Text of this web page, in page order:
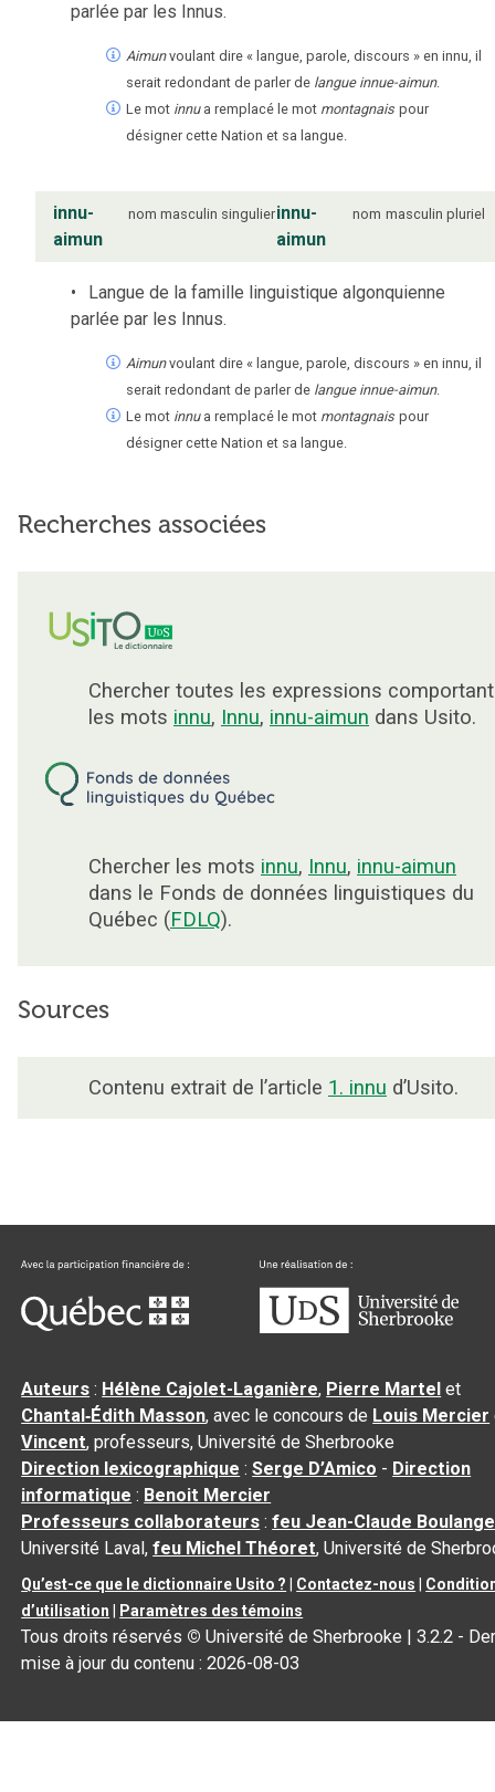
parlée par les Innus.
Aimun voulant dire « langue, parole, discours » en innu, il
serait redondant de parler de langue innue-aimun.
Le mot innu a remplacé le mot montagnais pour
désigner cette Nation et sa langue.
innu-
aimun
nom masculin singulierinnu-
aimun
nom masculin pluriel
Langue de la famille linguistique algonquienne
parlée par les Innus.
Aimun voulant dire « langue, parole, discours » en innu, il
serait redondant de parler de langue innue-aimun.
Le mot innu a remplacé le mot montagnais pour
désigner cette Nation et sa langue.
Recherches associées
Chercher toutes les expressions comportant
les mots innu, Innu, innu-aimun dans Usito.
Chercher les mots innu, Innu, innu-aimun
dans le Fonds de données linguistiques du
Québec (FDLQ).
Sources
Contenu extrait de l’article 1. innu d’Usito.
Auteurs : Hélène Cajolet-Laganière, Pierre Martel et
Chantal‑Édith Masson, avec le concours de Louis Mercier
Vincent, professeurs, Université de Sherbrooke
Direction lexicographique :Serge D’Amico - Direction
informatique : Benoit Mercier
Professeurs collaborateurs :feu Jean-Claude
Université Laval,feu Michel Théoret, Université de
Qu’est-ce que le dictionnaire Usito ? Contactez-nous
d’utilisation
Paramètres des témoins
Tous droits réservés © Université de Sherbrooke |3.2.2 -
mise à jour du contenu :2026-08-03